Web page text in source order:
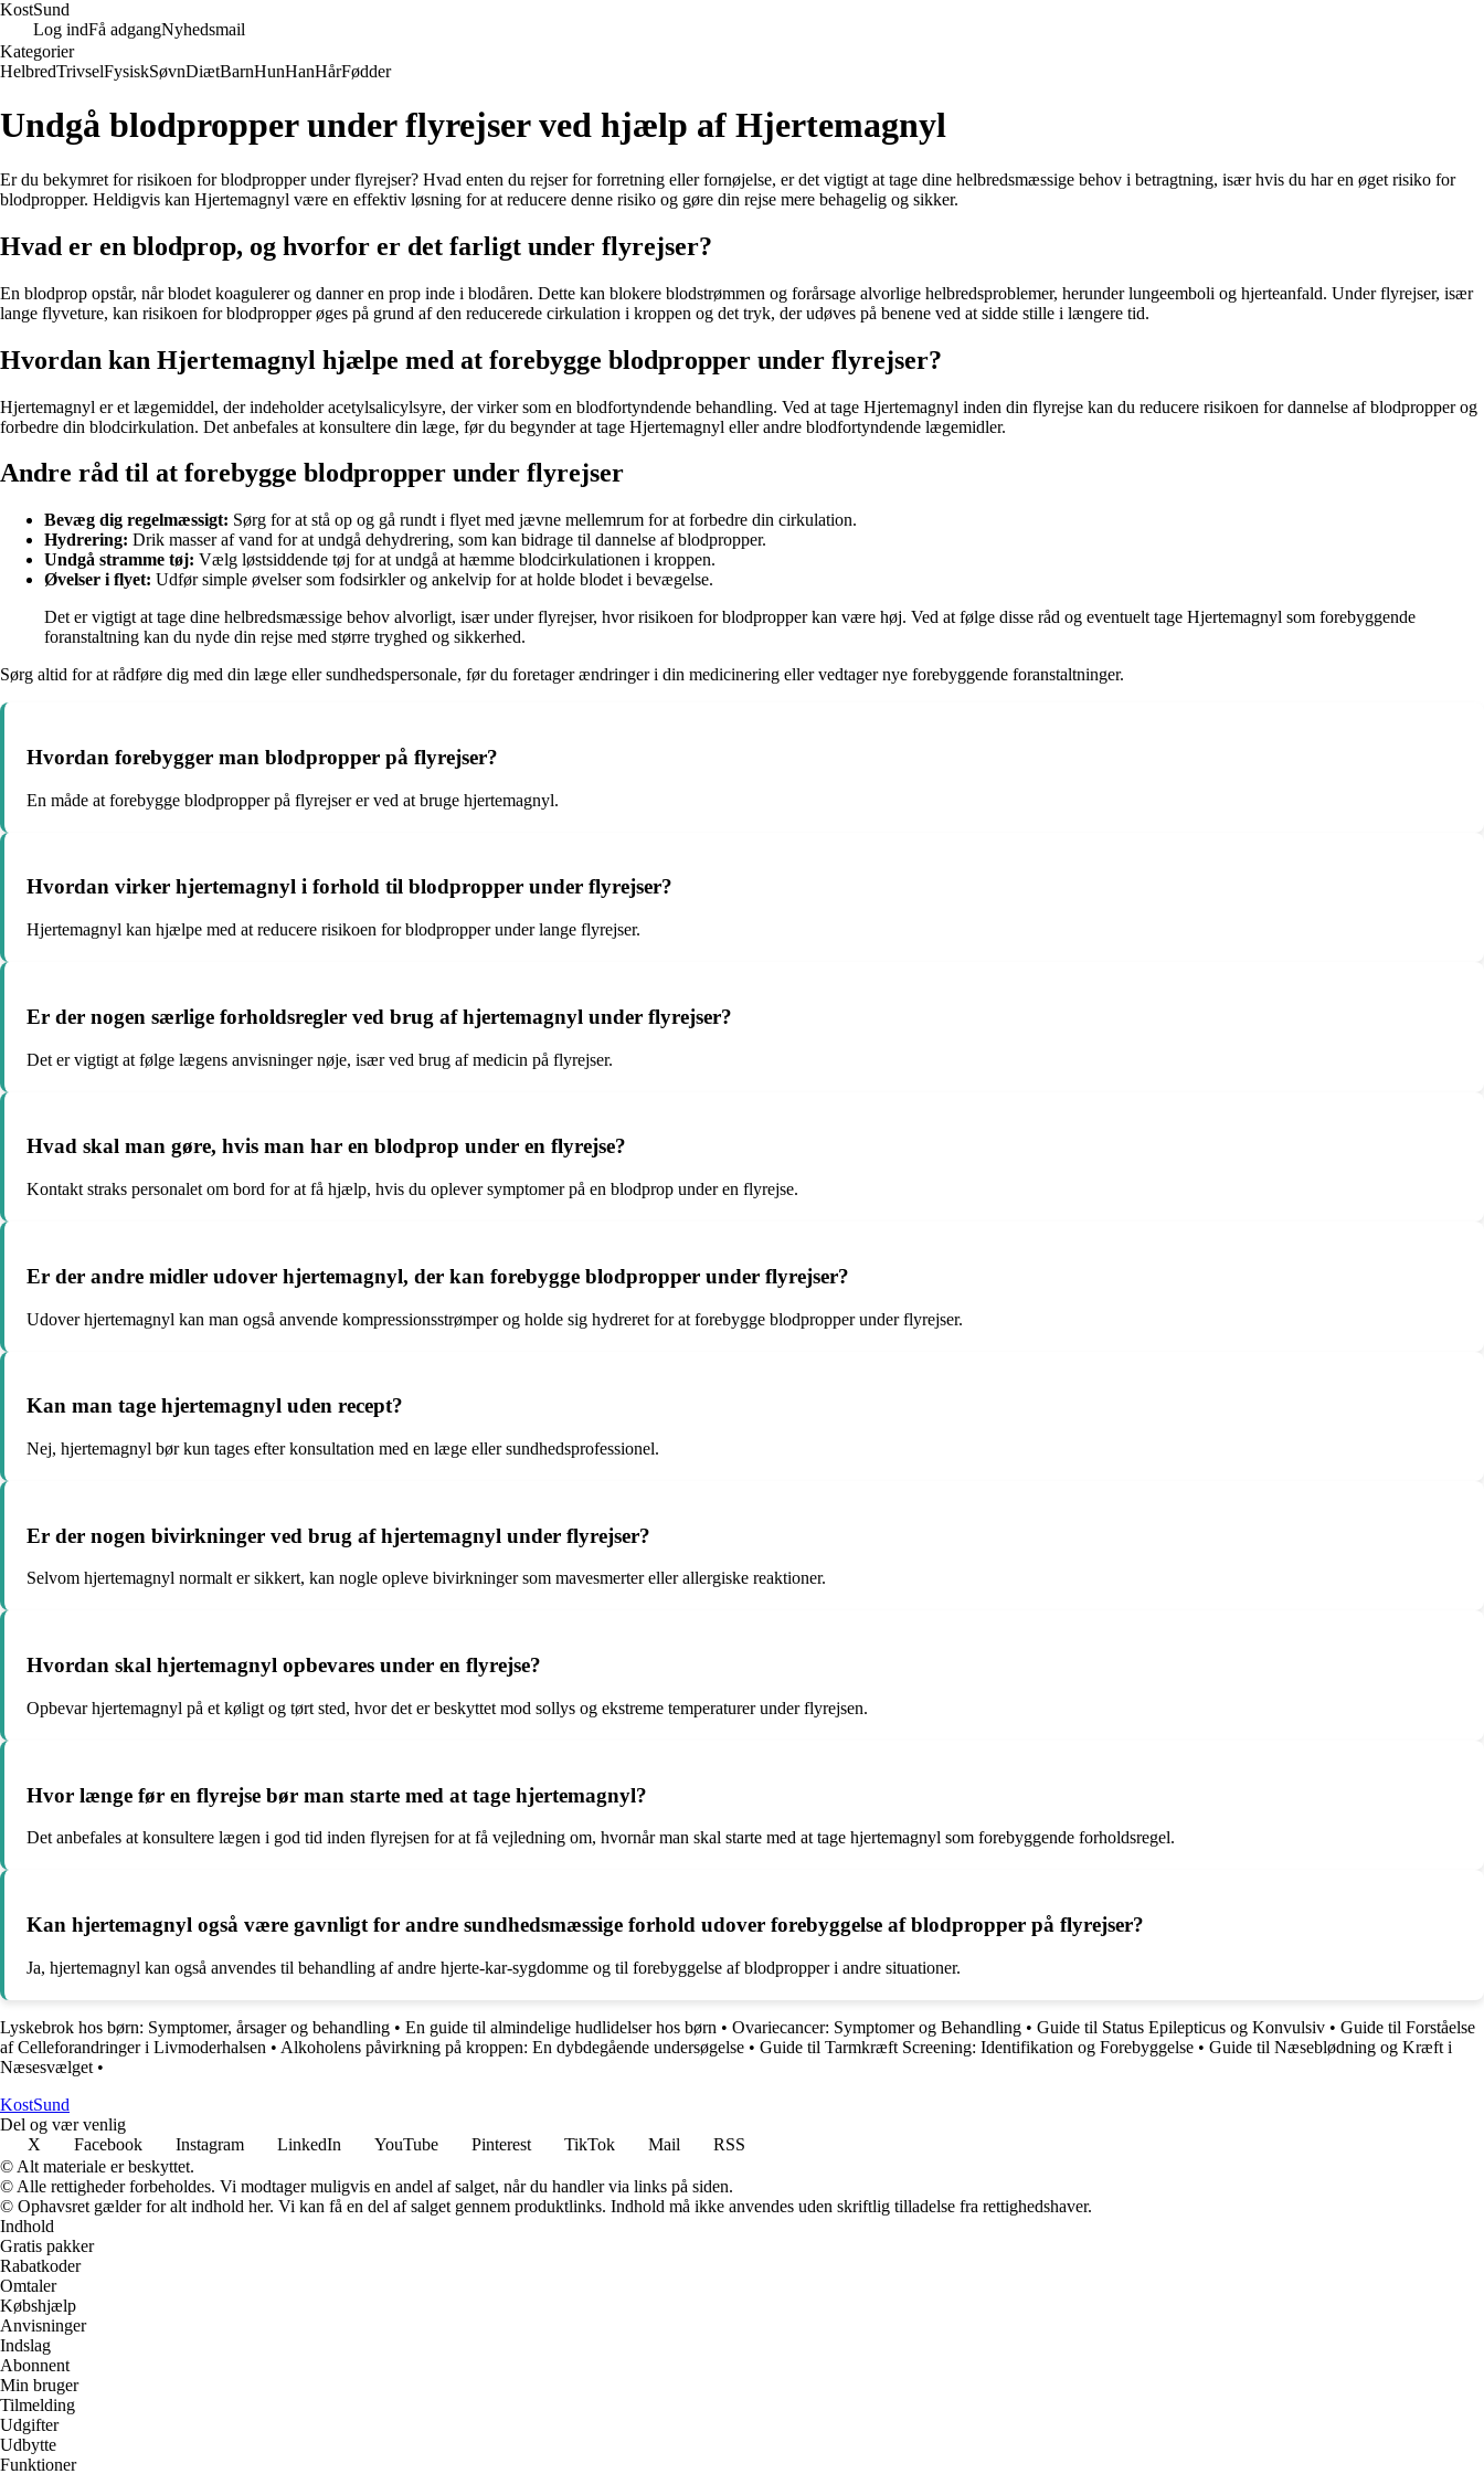
KostSund
Log indFå adgangNyhedsmail
Kategorier
HelbredTrivselFysiskSøvnDiætBarnHunHanHårFødder
Undgå blodpropper under flyrejser ved hjælp af Hjertemagnyl
Er du bekymret for risikoen for blodpropper under flyrejser? Hvad enten du rejser for forretning eller fornøjelse, er det vigtigt at tage dine helbredsmæssige behov i betragtning, især hvis du har en øget risiko for
blodpropper. Heldigvis kan Hjertemagnyl være en effektiv løsning for at reducere denne risiko og gøre din rejse mere behagelig og sikker.
Hvad er en blodprop, og hvorfor er det farligt under flyrejser?
En blodprop opstår, når blodet koagulerer og danner en prop inde i blodåren. Dette kan blokere blodstrømmen og forårsage alvorlige helbredsproblemer, herunder lungeemboli og hjerteanfald. Under flyrejser, især
lange flyveture, kan risikoen for blodpropper øges på grund af den reducerede cirkulation i kroppen og det tryk, der udøves på benene ved at sidde stille i længere tid.
Hvordan kan Hjertemagnyl hjælpe med at forebygge blodpropper under flyrejser?
Hjertemagnyl er et lægemiddel, der indeholder acetylsalicylsyre, der virker som en blodfortyndende behandling. Ved at tage Hjertemagnyl inden din flyrejse kan du reducere risikoen for dannelse af blodpropper og
forbedre din blodcirkulation. Det anbefales at konsultere din læge, før du begynder at tage Hjertemagnyl eller andre blodfortyndende lægemidler.
Andre råd til at forebygge blodpropper under flyrejser
Bevæg dig regelmæssigt: Sørg for at stå op og gå rundt i flyet med jævne mellemrum for at forbedre din cirkulation.
Hydrering: Drik masser af vand for at undgå dehydrering, som kan bidrage til dannelse af blodpropper.
Undgå stramme tøj: Vælg løstsiddende tøj for at undgå at hæmme blodcirkulationen i kroppen.
Øvelser i flyet: Udfør simple øvelser som fodsirkler og ankelvip for at holde blodet i bevægelse.
Det er vigtigt at tage dine helbredsmæssige behov alvorligt, især under flyrejser, hvor risikoen for blodpropper kan være høj. Ved at følge disse råd og eventuelt tage Hjertemagnyl som forebyggende
foranstaltning kan du nyde din rejse med større tryghed og sikkerhed.
Sørg altid for at rådføre dig med din læge eller sundhedspersonale, før du foretager ændringer i din medicinering eller vedtager nye forebyggende foranstaltninger.
Hvordan forebygger man blodpropper på flyrejser?
En måde at forebygge blodpropper på flyrejser er ved at bruge hjertemagnyl.
Hvordan virker hjertemagnyl i forhold til blodpropper under flyrejser?
Hjertemagnyl kan hjælpe med at reducere risikoen for blodpropper under lange flyrejser.
Er der nogen særlige forholdsregler ved brug af hjertemagnyl under flyrejser?
Det er vigtigt at følge lægens anvisninger nøje, især ved brug af medicin på flyrejser.
Hvad skal man gøre, hvis man har en blodprop under en flyrejse?
Kontakt straks personalet om bord for at få hjælp, hvis du oplever symptomer på en blodprop under en flyrejse.
Er der andre midler udover hjertemagnyl, der kan forebygge blodpropper under flyrejser?
Udover hjertemagnyl kan man også anvende kompressionsstrømper og holde sig hydreret for at forebygge blodpropper under flyrejser.
Kan man tage hjertemagnyl uden recept?
Nej, hjertemagnyl bør kun tages efter konsultation med en læge eller sundhedsprofessionel.
Er der nogen bivirkninger ved brug af hjertemagnyl under flyrejser?
Selvom hjertemagnyl normalt er sikkert, kan nogle opleve bivirkninger som mavesmerter eller allergiske reaktioner.
Hvordan skal hjertemagnyl opbevares under en flyrejse?
Opbevar hjertemagnyl på et køligt og tørt sted, hvor det er beskyttet mod sollys og ekstreme temperaturer under flyrejsen.
Hvor længe før en flyrejse bør man starte med at tage hjertemagnyl?
Det anbefales at konsultere lægen i god tid inden flyrejsen for at få vejledning om, hvornår man skal starte med at tage hjertemagnyl som forebyggende forholdsregel.
Kan hjertemagnyl også være gavnligt for andre sundhedsmæssige forhold udover forebyggelse af blodpropper på flyrejser?
Ja, hjertemagnyl kan også anvendes til behandling af andre hjerte-kar-sygdomme og til forebyggelse af blodpropper i andre situationer.
Lyskebrok hos børn: Symptomer, årsager og behandling • En guide til almindelige hudlidelser hos børn • Ovariecancer: Symptomer og Behandling • Guide til Status Epilepticus og Konvulsiv • Guide til Forståelse
af Celleforandringer i Livmoderhalsen • Alkoholens påvirkning på kroppen: En dybdegående undersøgelse • Guide til Tarmkræft Screening: Identifikation og Forebyggelse • Guide til Næseblødning og Kræft i
Næsesvælget •
KostSund
Del og vær venlig
X
Facebook Instagram LinkedIn YouTube Pinterest TikTok Mail
RSS
© Alt materiale er beskyttet.
© Alle rettigheder forbeholdes. Vi modtager muligvis en andel af salget, når du handler via links på siden.
© Ophavsret gælder for alt indhold her. Vi kan få en del af salget gennem produktlinks. Indhold må ikke anvendes uden skriftlig tilladelse fra rettighedshaver.
Indhold
Gratis pakker
Rabatkoder
Omtaler
Købshjælp
Anvisninger
Indslag
Abonnent
Min bruger
Tilmelding
Udgifter
Udbytte
Funktioner